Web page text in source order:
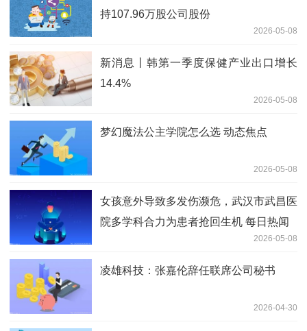
持107.96万股公司股份
2026-05-08
新消息丨韩第一季度保健产业出口增长
14.4%
2026-05-08
梦幻魔法公主学院怎么选 动态焦点
2026-05-08
女孩意外导致多发伤濒危，武汉市武昌医
院多学科合力为患者抢回生机 每日热闻
2026-05-08
凌雄科技：张嘉伦辞任联席公司秘书
2026-04-30